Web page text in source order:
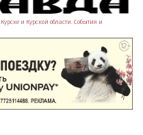
и Курской области. События и